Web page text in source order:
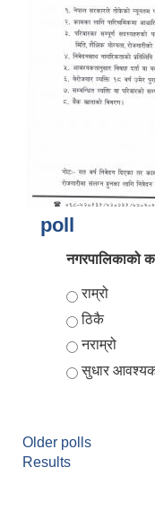
poll
नगरपालिकाको
Choices
राम्रो
ठिकै
नराम्रो
सुधार
Older polls
Results